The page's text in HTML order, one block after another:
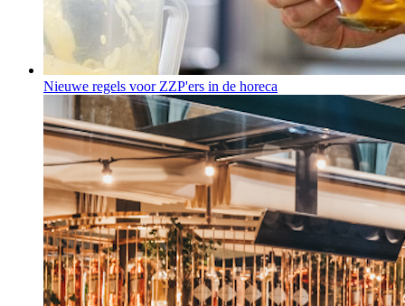
Nieuwe regels voor ZZP'ers in de horeca